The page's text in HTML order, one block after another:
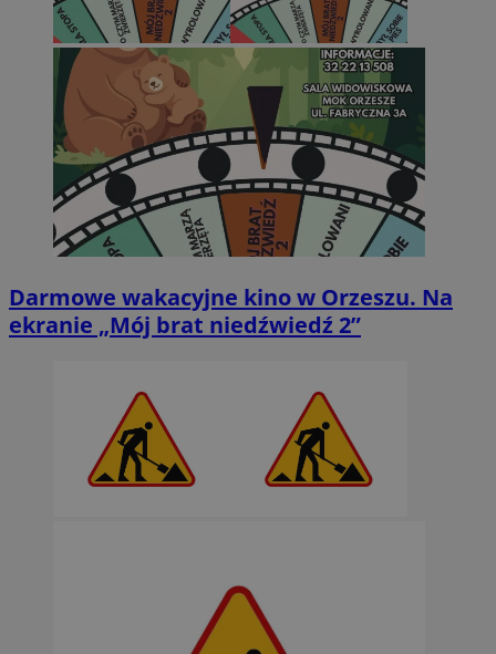
Darmowe wakacyjne kino w Orzeszu. Na
ekranie „Mój brat niedźwiedź 2”